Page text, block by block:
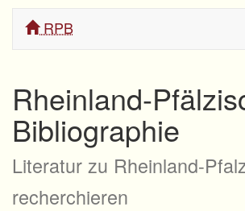
RPB
Rheinland-
Bibliographie
Literatur zu Rheinland-
recherchieren